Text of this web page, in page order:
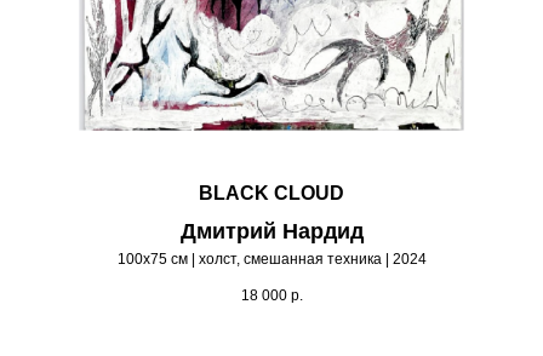
BLACK CLOUD
Дмитрий Нардид
100х75 см | холст, смешанная техника | 2024
18 000 р.